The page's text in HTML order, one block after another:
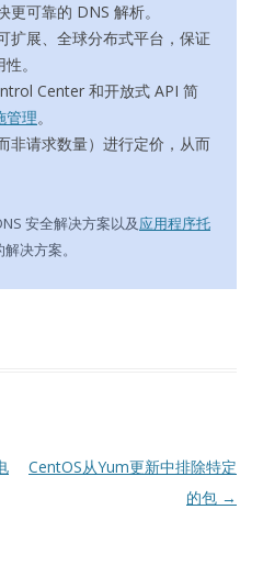
更可靠的 DNS 解析。
扩展、全球分布式平台，保证
。
Center 和开放式 API 简
管理。
非请求数量）进行定价，从而
安全解决方案以及应用程序托
决方案。
CentOS从Yum更新中排除特定
的包 →